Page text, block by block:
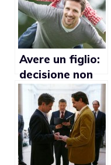
Avere un figlio:
decisione non
facile